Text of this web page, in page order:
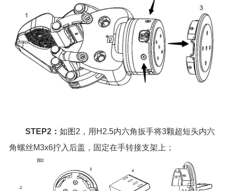
STEP2： 如图2，用H2.5内六角扳手将3颗超短头内六
角螺丝M3x6拧入后盖，固定在手转接支架上；